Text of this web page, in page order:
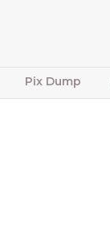
Pix Dump